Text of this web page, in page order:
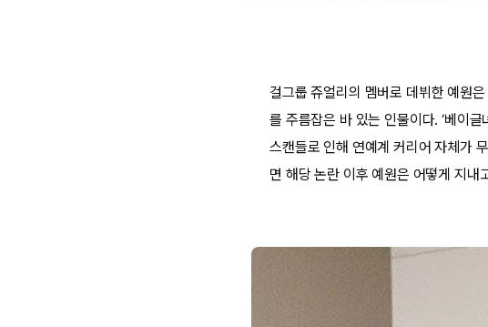
걸그룹 쥬얼리의 멤버로 데뷔한 예원
를 주름잡은 바 있는 인물이다. ‘베이
스캔들로 인해 연예계 커리어 자체가
면 해당 논란 이후 예원은 어떻게 지내